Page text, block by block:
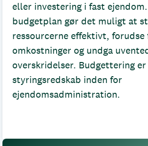
eller investering i fast
budgetplan gør det muligt at
ressourcerne effektivt,
omkostninger og undga
overskridelser. Budgettering
styringsredskab inden for
ejendomsadministration.